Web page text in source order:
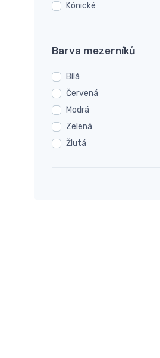
Kónické
Barva mezerníků
Bílá
Červená
Modrá
Zelená
Žlutá